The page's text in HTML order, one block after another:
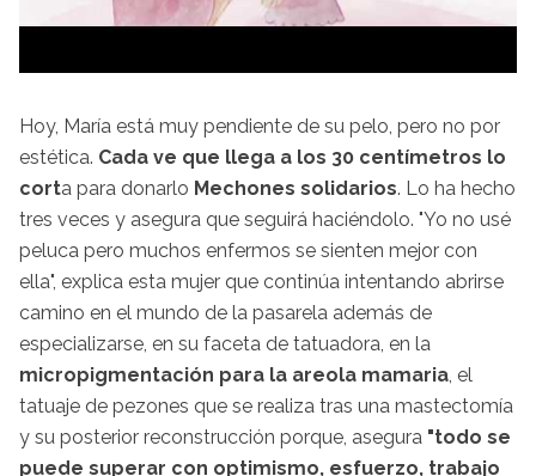
Hoy, María está muy pendiente de su pelo, pero no por
estética. Cada ve que llega a los 30 centímetros lo
corta para donarlo Mechones solidarios. Lo ha hecho
tres veces y asegura que seguirá haciéndolo. "Yo no usé
peluca pero muchos enfermos se sienten mejor con
ella", explica esta mujer que continúa intentando abrirse
camino en el mundo de la pasarela además de
especializarse, en su faceta de tatuadora, en la
micropigmentación para la areola mamaria , el
tatuaje de pezones que se realiza tras una mastectomía
y su posterior reconstrucción porque, asegura "todo se
puede superar con optimismo, esfuerzo, trabajo